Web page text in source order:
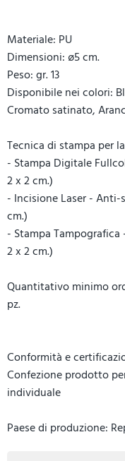
Materiale: PU
Dimensioni: ø5 cm.
Peso: gr. 13
Disponibile nei colori:
Cromato satinato,
Tecnica di stampa per
- Stampa Digitale
2 x 2 cm.)
- Incisione Laser - Anti-
cm.)
- Stampa
2 x 2 cm.)
Quantitativo minimo
pz.
Conformità e
Confezione prodotto
individuale
Paese di produzione: